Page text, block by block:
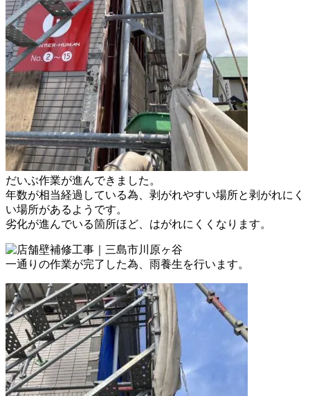
だいぶ作業が進んできました。
年数が相当経過している為、 剥がれやすい場所と剥がれにく
い場所があるようです。
劣化が進んでいる箇所ほど、 はがれにくくなります。
一通りの作業が完了した為、 雨養生を行います。